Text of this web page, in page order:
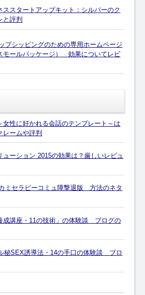
ススタートアップキット：シルバーのク
評判
プシッピングのための専用ホームページ
モールパッケージ） 効果についてレビ
女性に好かれる会話のテンプレート～は
レームや評判
ューション 2015の効果は？厳しいレビュ
ミセラピーコミュ障撃退版 方法のネタ
成講座・11の技術」の体験談 ブログの
秘SEX誘導法・14の手口の体験談 ブロ